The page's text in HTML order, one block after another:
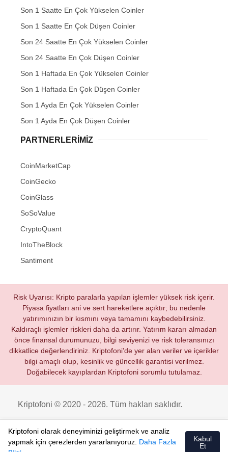
Son 1 Saatte En Çok Yükselen Coinler
Son 1 Saatte En Çok Düşen Coinler
Son 24 Saatte En Çok Yükselen Coinler
Son 24 Saatte En Çok Düşen Coinler
Son 1 Haftada En Çok Yükselen Coinler
Son 1 Haftada En Çok Düşen Coinler
Son 1 Ayda En Çok Yükselen Coinler
Son 1 Ayda En Çok Düşen Coinler
PARTNERLERIMIZ
CoinMarketCap
CoinGecko
CoinGlass
SoSoValue
CryptoQuant
IntoTheBlock
Santiment
Risk Uyarısı: Kripto paralarla yapılan işlemler yüksek risk içerir.
Piyasa fiyatları ani ve sert hareketlere açıktır; bu nedenle
yatırımınızın bir kısmını veya tamamını kaybedebilirsiniz.
Kaldıraçlı işlemler riskleri daha da artırır. Yatırım kararı almadan
önce finansal durumunuzu, bilgi seviyenizi ve risk toleransınızı
dikkatlice değerlendiriniz. Kriptofoni’de yer alan veriler ve içerikler
bilgi amaçlı olup, kesinlik ve güncellik garantisi verilmez.
Doğabilecek kayıplardan Kriptofoni sorumlu tutulamaz.
Kriptofoni © 2020 - 2026. Tüm hakları saklıdır.
Kriptofoni olarak deneyiminizi geliştirmek ve analiz
yapmak için çerezlerden yararlanıyoruz. Daha Fazla
Kabul
Et